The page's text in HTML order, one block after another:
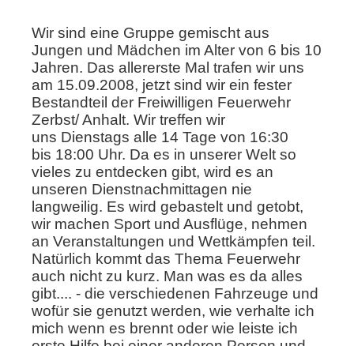
Wir sind eine Gruppe gemischt aus
Jungen und Mädchen im Alter von 6 bis 10
Jahren. Das allererste Mal trafen wir uns
am 15.09.2008, jetzt sind wir ein fester
Bestandteil der Freiwilligen Feuerwehr
Zerbst/ Anhalt. Wir treffen wir
uns Dienstags alle 14 Tage von 16:30
bis 18:00 Uhr. Da es in unserer Welt so
vieles zu entdecken gibt, wird es an
unseren Dienstnachmittagen nie
langweilig. Es wird gebastelt und getobt,
wir machen Sport und Ausflüge, nehmen
an Veranstaltungen und Wettkämpfen teil.
Natürlich kommt das Thema Feuerwehr
auch nicht zu kurz. Man was es da alles
gibt.... - die verschiedenen Fahrzeuge und
wofür sie genutzt werden, wie verhalte ich
mich wenn es brennt oder wie leiste ich